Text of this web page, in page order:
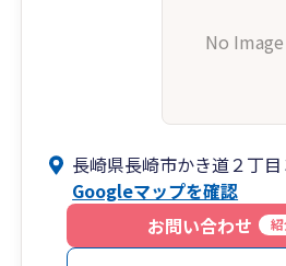
No Image
長崎県長崎市かき道２丁
Googleマップを確認
お問い合わせ